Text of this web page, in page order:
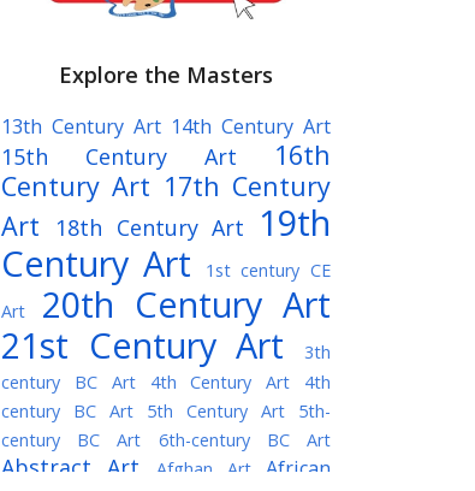
Explore the Masters
13th Century Art 14th Century Art
15th Century Art
16th
Century Art 17th Century
Art
18th Century Art
19th
Century Art
1st century CE
Art
20th Century Art
21st Century Art
3th
century BC Art
4th Century Art
4th
century BC Art
5th Century Art
5th-
century BC Art
6th-century BC Art
Abstract Art Afghan Art
African